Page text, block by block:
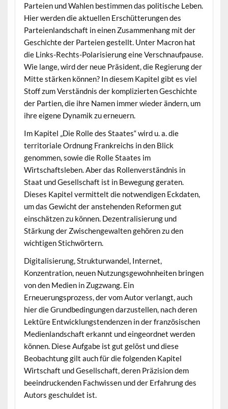
Parteien und Wahlen bestimmen das politische Leben.
Hier werden die aktuellen Erschütterungen des
Parteienlandschaft in einen Zusammenhang mit der
Geschichte der Parteien gestellt. Unter Macron hat
die Links-Rechts-Polarisierung eine Verschnaufpause.
Wie lange, wird der neue Präsident, die Regierung der
Mitte stärken können? In diesem Kapitel gibt es viel
Stoff zum Verständnis der komplizierten Geschichte
der Partien, die ihre Namen immer wieder ändern, um
ihre eigene Dynamik zu erneuern.
Im Kapitel „Die Rolle des Staates“ wird u. a. die
territoriale Ordnung Frankreichs in den Blick
genommen, sowie die Rolle Staates im
Wirtschaftsleben. Aber das Rollenverständnis in
Staat und Gesellschaft ist in Bewegung geraten.
Dieses Kapitel vermittelt die notwendigen Eckdaten,
um das Gewicht der anstehenden Reformen gut
einschätzen zu können. Dezentralisierung und
Stärkung der Zwischengewalten gehören zu den
wichtigen Stichwörtern.
Digitalisierung, Strukturwandel, Internet,
Konzentration, neuen Nutzungsgewohnheiten bringen
von den Medien in Zugzwang. Ein
Erneuerungsprozess, der vom Autor verlangt, auch
hier die Grundbedingungen darzustellen, nach deren
Lektüre Entwicklungstendenzen in der französischen
Medienlandschaft erkannt und eingeordnet werden
können. Diese Aufgabe ist gut gelöst und diese
Beobachtung gilt auch für die folgenden Kapitel
Wirtschaft und Gesellschaft, deren Präzision dem
beeindruckenden Fachwissen und der Erfahrung des
Autors geschuldet ist.